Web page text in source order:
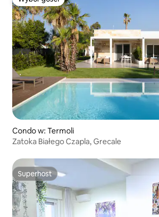
Wybór gości
Condo w: Termoli
Zatoka Białego Czapla, Grecale
Superhost
Superhost